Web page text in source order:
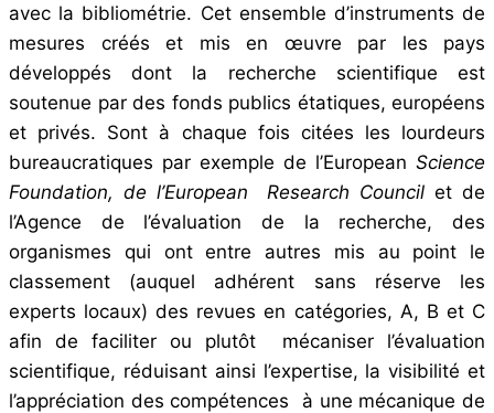
avec la bibliométrie. Cet ensemble d’instruments de
mesures créés et mis en œuvre par les pays
développés dont la recherche scientifique est
soutenue par des fonds publics étatiques, européens
et privés. Sont à chaque fois citées les lourdeurs
bureaucratiques par exemple de l’European Science
Foundation, de l’European Research Council et de
l’Agence de l’évaluation de la recherche, des
organismes qui ont entre autres mis au point le
classement (auquel adhérent sans réserve les
experts locaux) des revues en catégories, A, B et C
afin de faciliter ou plutôt mécaniser l’évaluation
scientifique, réduisant ainsi l’expertise, la visibilité et
l’appréciation des compétences à une mécanique de